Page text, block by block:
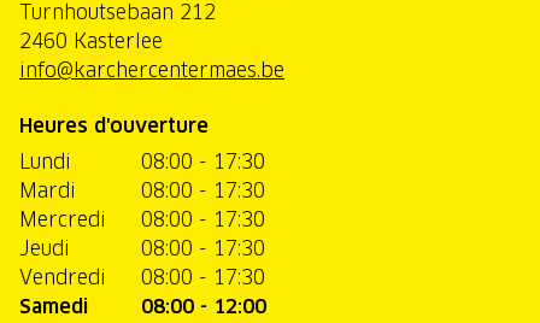
Turnhoutsebaan 212
2460 Kasterlee
info@karchercentermaes.be
Heures d'ouverture
Lundi
08:00 - 17:30
Mardi
08:00 - 17:30
Mercredi
08:00 - 17:30
Jeudi
08:00 - 17:30
Vendredi
08:00 - 17:30
Samedi
08:00 - 12:00